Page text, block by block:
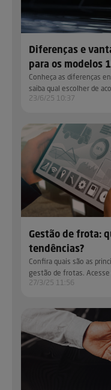
Diferenças e
para os modelos
Conheça as diferenças
saiba qual escolher de
23/6/25 10:37
Gestão de frota:
tendências?
Confira quais são as
gestão de frotas.
27/3/25 11:56